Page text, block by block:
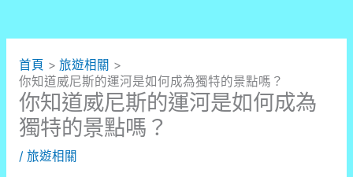
首頁
旅遊相關
你知道威尼斯的運河是如何成為獨特的景點嗎？
你知道威尼斯的運河是如何成為
獨特的景點嗎？
/ 旅遊相關